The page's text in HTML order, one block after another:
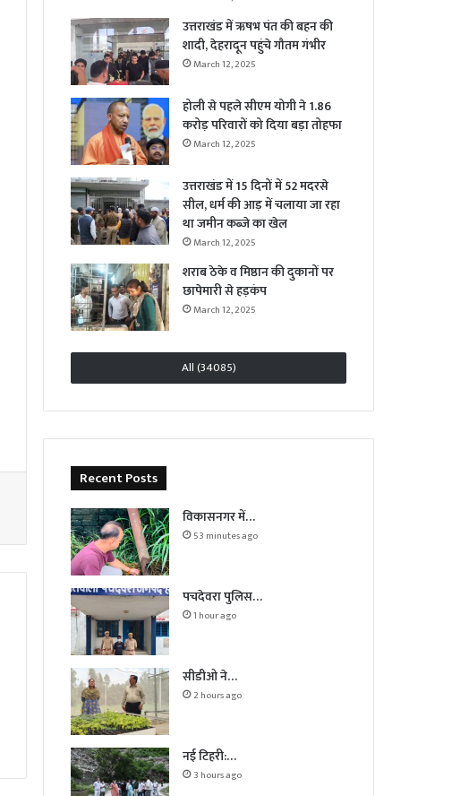
उत्तराखंड में ऋषभ पंत की बहन की
शादी, देहरादून पहुंचे गौतम गंभीर
March 12, 2025
होली से पहले सीएम योगी ने 1.86
करोड़ परिवारों को दिया बड़ा तोहफा
March 12, 2025
उत्तराखंड में 15 दिनों में 52 मदरसे
सील, धर्म की आड़ में चलाया जा रहा
था जमीन कब्जे का खेल
March 12, 2025
शराब ठेके व मिष्ठान की दुकानों पर
छापेमारी से हड़कंप
March 12, 2025
All (34085)
Recent Posts
विकासनगर में…
53 minutes ago
पचदेवरा पुलिस…
1 hour ago
सीडीओ ने…
2 hours ago
नई टिहरी:…
3 hours ago